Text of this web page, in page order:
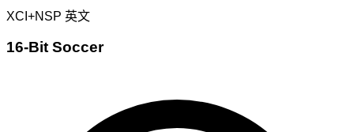
XCI+NSP 英文
16-Bit Soccer